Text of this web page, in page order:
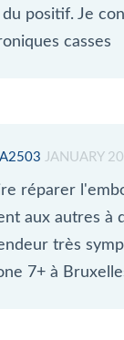
positif. Je
casses
JANUARY
réparer
aux autres à
très
7+ à